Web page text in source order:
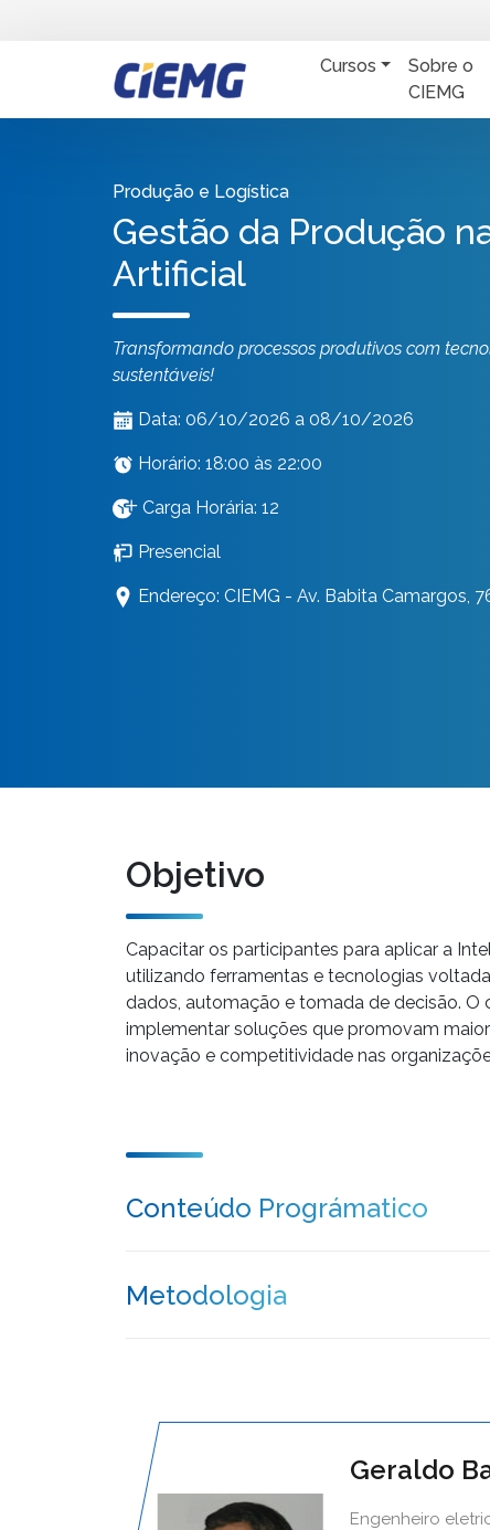
Cursos
Sobre o
CIEMG
Produção e Logística
Gestão da Produção
Artificial
Transformando processos produtivos com
sustentáveis!
Data: 06/10/2026 a 08/10/2026
Horário: 18:00 às 22:00
Carga Horária: 12
Presencial
Endereço: CIEMG - Av. Babita Camargos,
Objetivo
Capacitar os participantes para aplicar a
utilizando ferramentas e tecnologias
dados, automação e tomada de decisão.
implementar soluções que promovam
inovação e competitividade nas
Conteúdo Prográmatico
Metodologia
Geraldo
Engenheiro